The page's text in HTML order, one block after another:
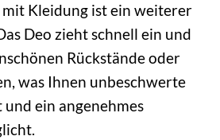
Kleidung ist ein weiterer
Deo zieht schnell ein und
Rückstände oder
was Ihnen unbeschwerte
ein angenehmes